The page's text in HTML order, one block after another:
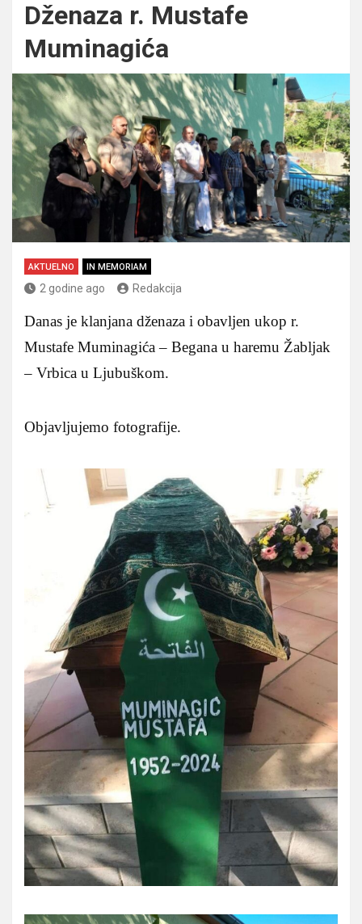
Dženaza r. Mustafe
Muminagića
AKTUELNO IN MEMORIAM
2 godine ago Redakcija
Danas je klanjana dženaza i obavljen ukop r.
Mustafe Muminagića – Begana u haremu Žabljak
– Vrbica u Ljubuškom.
Objavljujemo fotografije.